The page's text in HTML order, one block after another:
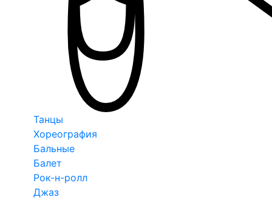
Танцы
Хореография
Бальные
Балет
Рок-н-ролл
Джаз